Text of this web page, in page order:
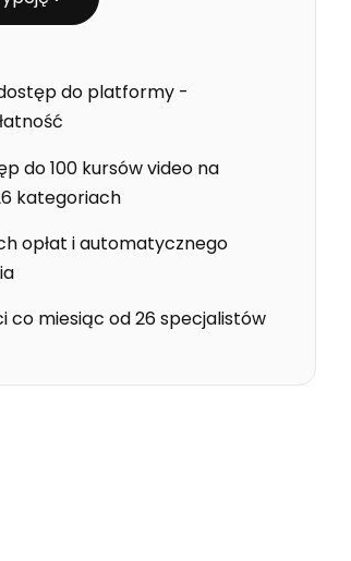
do platformy -
do 100 kursów video na
kategoriach
opłat i automatycznego
co miesiąc od 26 specjalistów